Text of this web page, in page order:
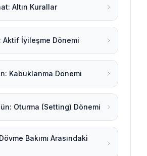
Altın Kurallar
Aktif İyileşme Dönemi
Kabuklanma Dönemi
Oturma (Setting) Dönemi
Bakımı Arasındaki